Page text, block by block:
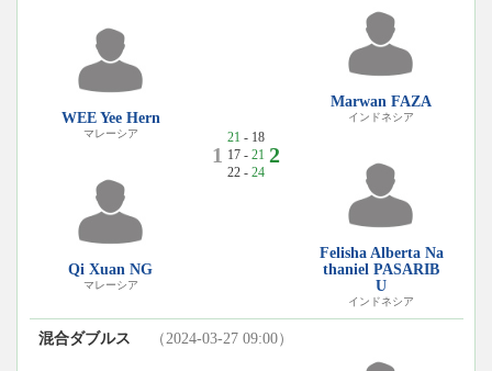
WEE Yee Hern
マレーシア
Qi Xuan NG
マレーシア
1
21 - 18
17 - 21
22 - 24
2
Marwan FAZA
インドネシア
Felisha Alberta Na
thaniel PASARIB
U
インドネシア
混合ダブルス （2024-03-27 09:00）